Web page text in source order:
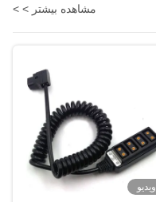
مشاهده بیشتر > >
ویدیو